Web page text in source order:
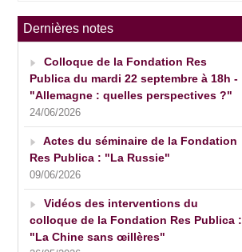
Dernières notes
Colloque de la Fondation Res
Publica du mardi 22 septembre à 18h -
"Allemagne : quelles perspectives ?"
24/06/2026
Actes du séminaire de la Fondation
Res Publica : "La Russie"
09/06/2026
Vidéos des interventions du
colloque de la Fondation Res Publica :
"La Chine sans œillères"